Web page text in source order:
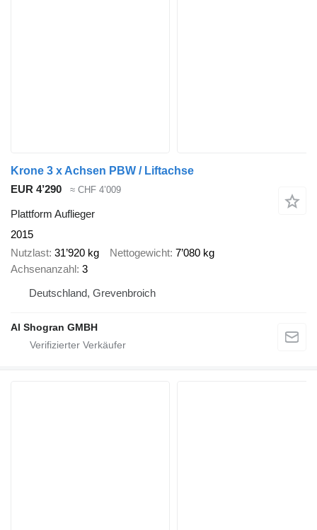
Krone 3 x Achsen PBW / Liftachse
EUR 4’290
≈ CHF 4’009
Plattform Auflieger
2015
Nutzlast 31’920 kg Nettogewicht 7’080 kg
Achsenanzahl 3
Deutschland, Grevenbroich
Al Shogran GMBH